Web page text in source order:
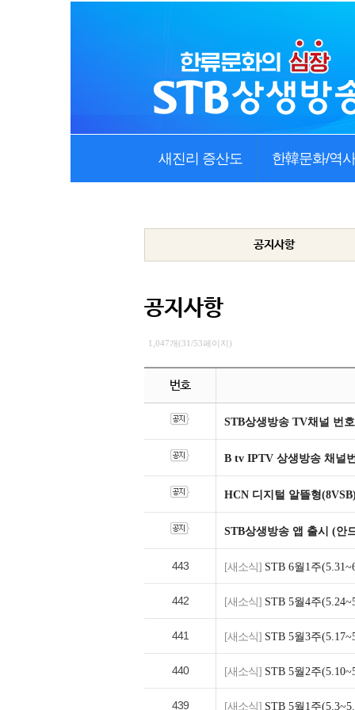
새진리 증산도 한韓문화/역사
공지사항
공지사항
1,047개(31/53페이지)
번호
STB상생방송 TV채널 번
B tv IPTV 상생방송 채널
HCN 디지털 알뜰형
STB상생방송 앱 출시 (안
443 [새소식] STB 6월1주
442 [새소식] STB 5월4주
441 [새소식] STB 5월3주
440 [새소식] STB 5월2주
439 [새소식] STB 5월1주